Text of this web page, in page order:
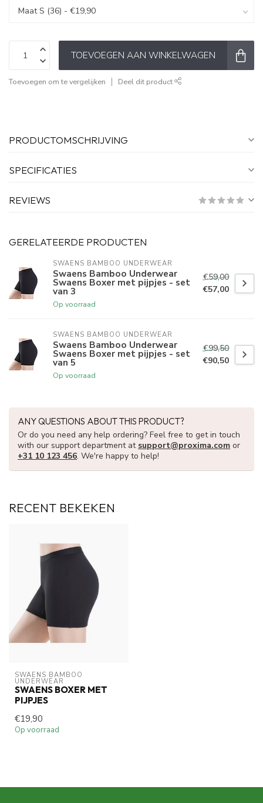
TOEVOEGEN AAN WINKELWAGEN
Toevoegen om te vergelijken Deel dit product
PRODUCTOMSCHRIJVING
SPECIFICATIES
REVIEWS
GERELATEERDE PRODUCTEN
SWAENS BAMBOO UNDERWEAR
Swaens Bamboo Underwear
Swaens Boxer met pijpjes - set
van 3
Op voorraad
€59,00
€57,00
SWAENS BAMBOO UNDERWEAR
Swaens Bamboo Underwear
Swaens Boxer met pijpjes - set
van 5
Op voorraad
€99,50
€90,50
ANY QUESTIONS ABOUT THIS PRODUCT?
Or do you need any help ordering? Feel free to get in touch
with our support department at support@proxima.com or
+31 10 123 456. We're happy to help!
RECENT BEKEKEN
SWAENS BAMBOO
UNDERWEAR
SWAENS BOXER MET
PIJPJES
€19,90
Op voorraad